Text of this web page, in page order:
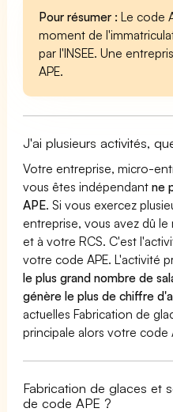
Pour résumer : Le code
moment de
par l'INSEE. Une
APE.
J'ai plusieurs activités,
Votre entreprise, micro-
vous êtes indépendantne
APE. Si vous exercez
entreprise, vous avez dû
et à votre RCS. C'est
votre code APE. L'activité
le plus grand nombre de
génère le plus de chiffre
actuelles Fabrication de
principale alors votre code
Fabrication de glaces et
de code APE ?